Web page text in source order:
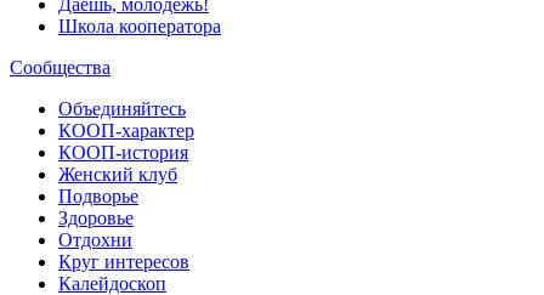
Даёшь, молодежь!
Школа кооператора
Сообщества
Объединяйтесь
КООП-характер
КООП-история
Женский клуб
Подворье
Здоровье
Отдохни
Круг интересов
Калейдоскоп